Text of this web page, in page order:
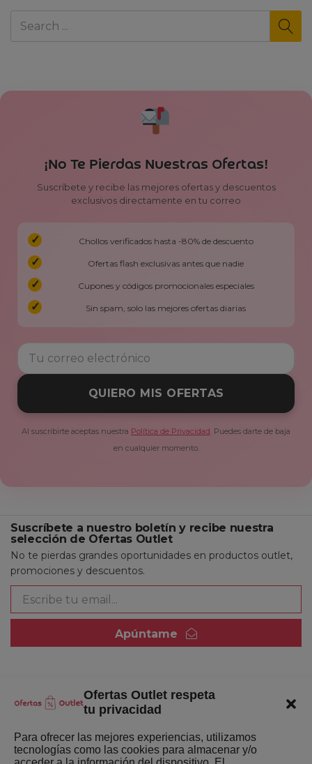
Ofertas Outlet respeta
tu privacidad
Para ofrecer las mejores experiencias, utilizamos
tecnologías como las cookies para almacenar y/o
¡No Te Pierdas Nuestras Ofertas!
Suscríbete y recibe las mejores ofertas y descuentos
exclusivos directamente en tu correo
Chollos verificados hasta -80% de descuento
Ofertas flash exclusivas antes que nadie
Cupones y códigos promocionales especiales
Sin spam, solo las mejores ofertas diarias
QUIERO MIS OFERTAS
Al suscribirte aceptas nuestra Política de Privacidad. Puedes darte de baja
en cualquier momento.
Suscríbete a nuestro boletín y recibe nuestra
selección de Ofertas Outlet
No te pierdas grandes oportunidades en productos outlet,
promociones y descuentos.
Apúntame
Quienes somos
Últimas Novedades